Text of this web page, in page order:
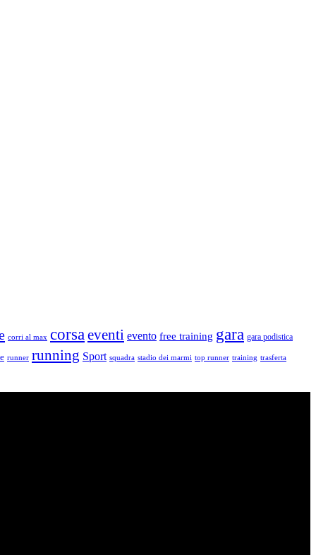
corri al max corsa eventi evento free training gara gara podistica
runner running Sport squadra stadio dei marmi top runner training trasferta